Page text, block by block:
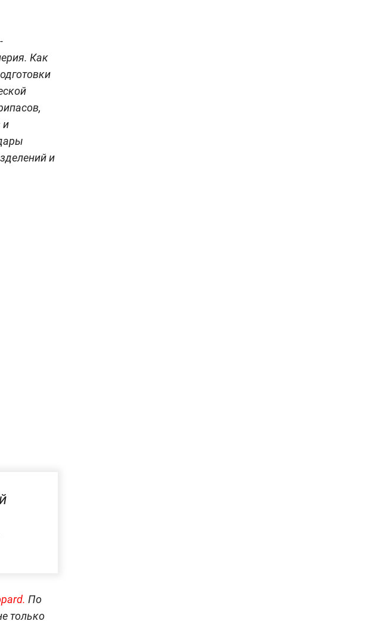
Как
и
и
ard. По
только